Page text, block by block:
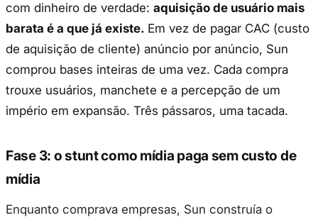
com dinheiro de verdade: aquisição de usuário mais
barata é a que já existe. Em vez de pagar CAC (custo
de aquisição de cliente) anúncio por anúncio, Sun
comprou bases inteiras de uma vez. Cada compra
trouxe usuários, manchete e a percepção de um
império em expansão. Três pássaros, uma tacada.
Fase 3: o stunt como mídia paga sem custo de
mídia
Enquanto comprava empresas, Sun construía o